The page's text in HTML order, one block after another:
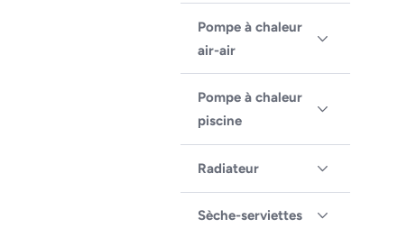
Pompe à chaleur
air-air
Pompe à chaleur
piscine
Radiateur
Sèche-serviettes